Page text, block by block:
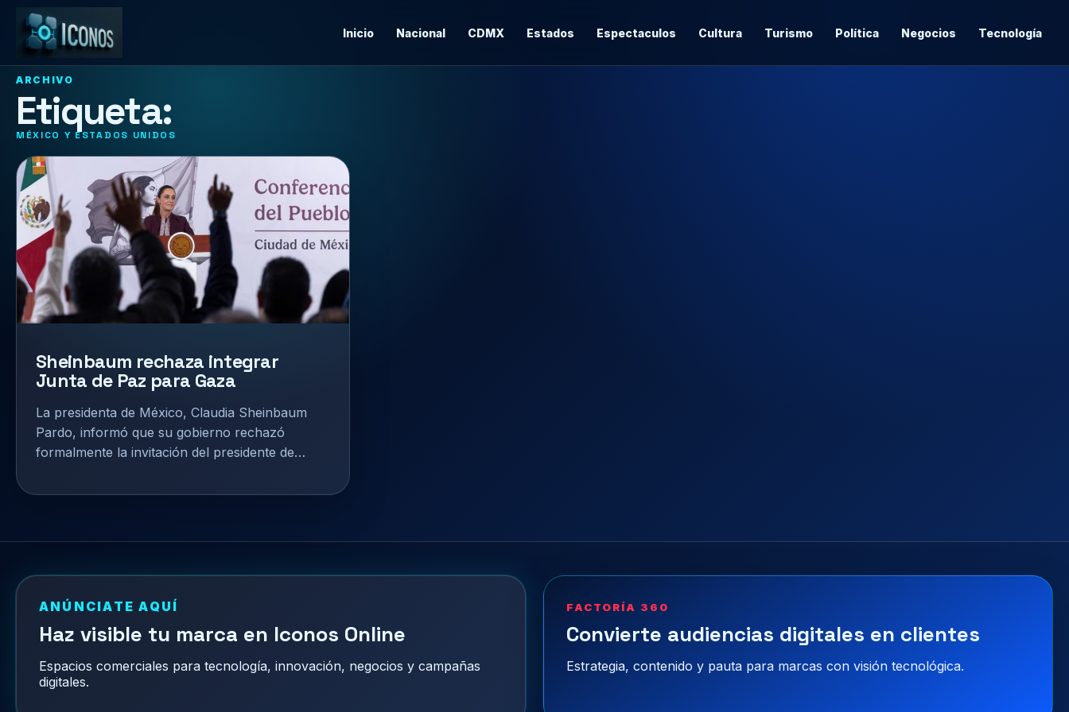
Inicio Nacional CDMX Estados Espectaculos Cultura Turismo Política Negocios Tecnología
ARCHIVO
Etiqueta:
MÉXICO Y ESTADOS UNIDOS
Sheinbaum rechaza integrar
Junta de Paz para Gaza
La presidenta de México, Claudia Sheinbaum
Pardo, informó que su gobierno rechazó
formalmente la invitación del presidente de…
ANÚNCIATE AQUÍ
Haz visible tu marca en Iconos Online
Espacios comerciales para tecnología, innovación, negocios y campañas
digitales.
FACTORÍA 360
Convierte audiencias digitales en clientes
Estrategia, contenido y pauta para marcas con visión tecnológica.